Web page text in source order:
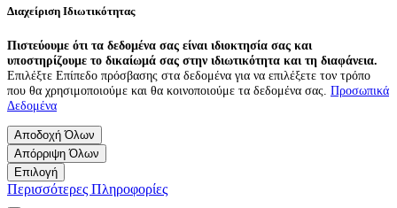
Διαχείριση Ιδιωτικότητας
Πιστεύουμε ότι τα δεδομένα σας είναι ιδιοκτησία σας και
υποστηρίζουμε το δικαίωμά σας στην ιδιωτικότητα και τη διαφάνεια.
Επιλέξτε Επίπεδο πρόσβασης στα δεδομένα για να επιλέξετε τον τρόπο
που θα χρησιμοποιούμε και θα κοινοποιούμε τα δεδομένα σας. Προσωπικά
Δεδομένα
Αποδοχή Όλων
Απόρριψη Όλων
Επιλογή
Περισσότερες Πληροφορίες